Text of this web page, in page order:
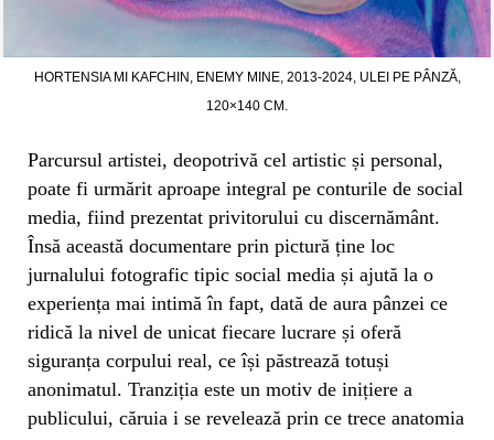
HORTENSIA MI KAFCHIN, ENEMY MINE, 2013-2024, ULEI PE PÂNZĂ,
120×140 CM.
Parcursul artistei, deopotrivă cel artistic și personal,
poate fi urmărit aproape integral pe conturile de social
media, fiind prezentat privitorului cu discernământ.
Însă această documentare prin pictură ține loc
jurnalului fotografic tipic social media și ajută la o
experiența mai intimă în fapt, dată de aura pânzei ce
ridică la nivel de unicat fiecare lucrare și oferă
siguranța corpului real, ce își păstrează totuși
anonimatul. Tranziția este un motiv de inițiere a
publicului, căruia i se revelează prin ce trece anatomia